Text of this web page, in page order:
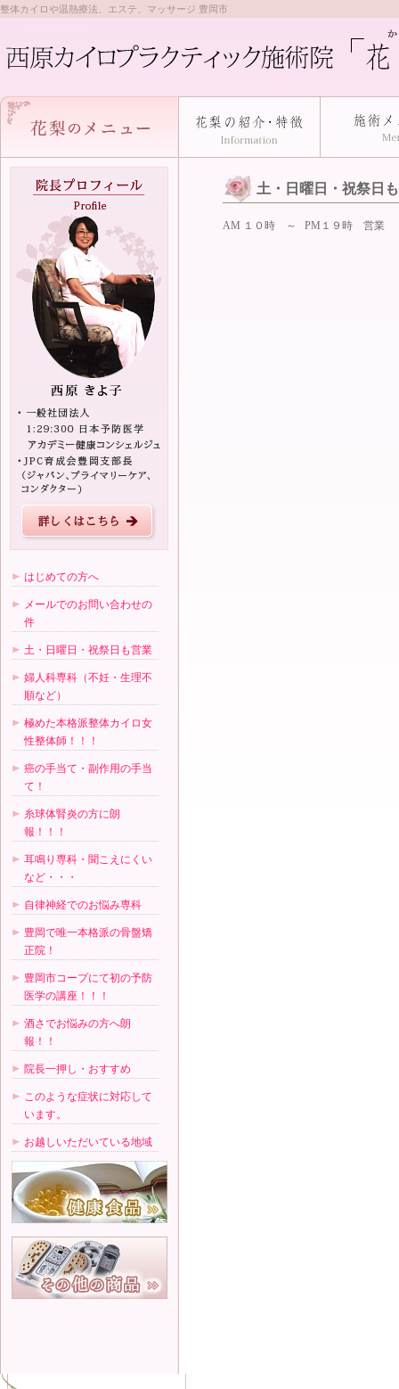
整体カイロや温熱療法、エステ、マッサージ 豊岡市
土・日曜日・祝祭日
AM １０時 ～ PM１９時 営業
はじめての方へ
メールでのお問い合わせの
件
土・日曜日・祝祭日も営業
婦人科専科（不妊・生理不
順など）
極めた本格派整体カイロ女
性整体師！！！
癌の手当て・副作用の手当
て！
糸球体腎炎の方に朗
報！！！
耳鳴り専科・聞こえにくい
など・・・
自律神経でのお悩み専科
豊岡で唯一本格派の骨盤矯
正院！
豊岡市コープにて初の予防
医学の講座！！！
酒さでお悩みの方へ朗
報！！
院長一押し・おすすめ
このような症状に対応して
います。
お越しいただいている地域